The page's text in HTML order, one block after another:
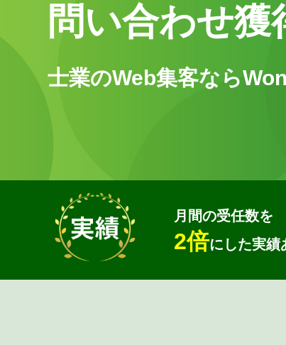
問い合わせ獲
士業のWeb集客なら
月間の受任数を
2倍にした実績